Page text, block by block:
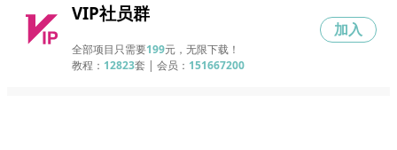
VIP社员群
全部项目只需要199元，无限下载！
教程： 12823套 | 会员： 151667200
加入